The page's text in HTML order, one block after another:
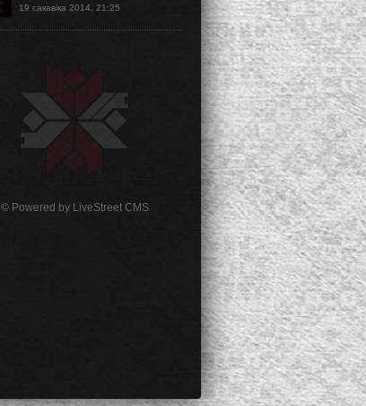
19 сакавіка 2014, 21:25
© Powered by LiveStreet CMS